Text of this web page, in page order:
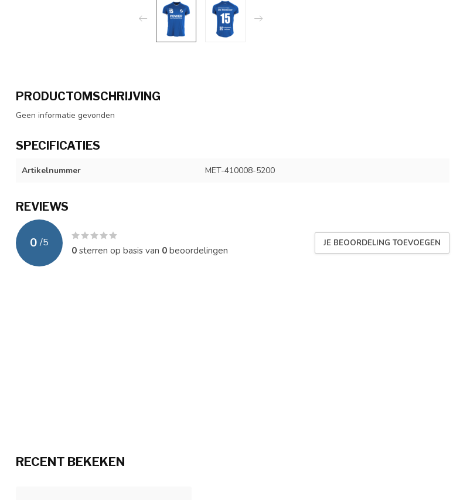
PRODUCTOMSCHRIJVING
Geen informatie gevonden
SPECIFICATIES
Artikelnummer MET-410008-5200
REVIEWS
0 /5
0sterren op basis van 0beoordelingen
JE BEOORDELING TOEVOEGEN
RECENT BEKEKEN